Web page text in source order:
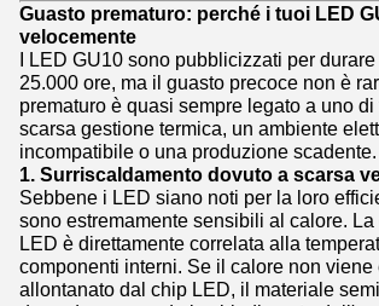
Guasto prematuro: perché i tuoi LED
velocemente
I LED GU10 sono pubblicizzati per
25.000 ore, ma il guasto precoce non è
prematuro è quasi sempre legato a uno di
scarsa gestione termica, un ambiente
incompatibile o una produzione scadente.
1. Surriscaldamento dovuto a scarsa
Sebbene i LED siano noti per la loro
sono estremamente sensibili al calore. La
LED è direttamente correlata alla
componenti interni. Se il calore non viene
allontanato dal chip LED, il materiale